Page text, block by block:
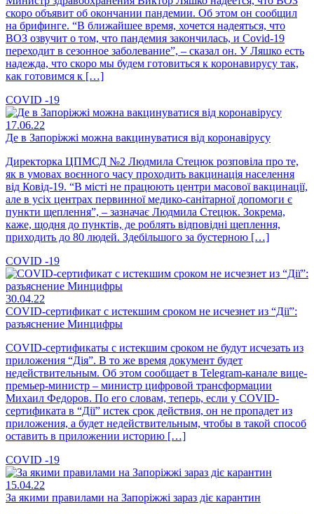
скоро объявит об окончании пандемии. Об этом он сообщил
на брифинге. “В ближайшее время, хочется надеяться, что
ВОЗ озвучит о том, что пандемия закончилась, и Covid-19
переходит в сезонное заболевание”, – сказал он. У Ляшко есть
надежда, что скоро мы будем готовиться к коронавирусу так,
как готовимся к […]
COVID -19
17.06.22
Де в Запоріжжі можна вакцинуватися від коронавірусу
Директорка ЦПМСД №2 Людмила Стецюк розповіла про те,
як в умовах воєнного часу проходить вакцинація населення
від Ковід-19. “В місті не працюють центри масової вакцинації,
але в усіх центрах первинної медико-санітарної допомоги є
пункти щеплення”, – зазначає Людмила Стецюк. Зокрема,
каже, щодня до пунктів, де роблять відповідні щеплення,
приходить до 80 людей. Здебільшого за бустерною […]
COVID -19
30.04.22
COVID-сертификат с истекшим сроком не исчезнет из “Дії”:
разъяснение Минцифры
COVID-сертификаты с истекшим сроком не будут исчезать из
приложения “Дія”. В то же время документ будет
недействительным. Об этом сообщает в Telegram-канале вице-
премьер-министр – министр цифровой трансформации
Михаил Федоров. По его словам, теперь, если у COVID-
сертификата в “Дії” истек срок действия, он не пропадет из
приложения, а будет недействительным, чтобы в такой способ
оставить в приложении историю […]
COVID -19
15.04.22
За якими правилами на Запоріжжі зараз діє карантин